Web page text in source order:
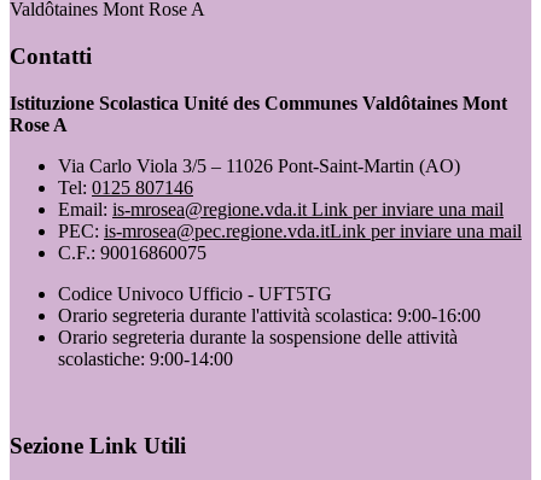
Valdôtaines Mont Rose A
Contatti
Istituzione Scolastica Unité des Communes Valdôtaines Mont
Rose A
Via Carlo Viola 3/5 – 11026 Pont-Saint-Martin (AO)
Tel: 0125 807146
Email: is-mrosea@regione.vda.it Link per inviare una mail
PEC: is-mrosea@pec.regione.vda.itLink per inviare una mail
C.F.: 90016860075
Codice Univoco Ufficio - UFT5TG
Orario segreteria durante l'attività scolastica: 9:00-16:00
Orario segreteria durante la sospensione delle attività
scolastiche: 9:00-14:00
Sezione Link Utili